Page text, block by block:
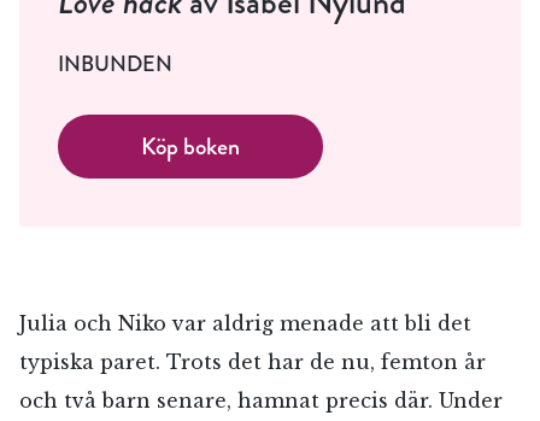
INBUNDEN
Köp boken
Julia och Niko var aldrig menade att bli det
typiska paret. Trots det har de nu, femton år
och två barn senare, hamnat precis där. Under